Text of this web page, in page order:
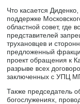
Что касается
поддержке
областной совет, где
представителей
трухановцев и
предложенный
проект обращения к
разрыве всех
заключенных с УПЦ
Также председатель
богослужениях,